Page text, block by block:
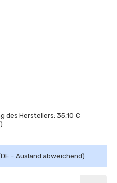
des Herstellers: 35,10 €
)
- Ausland abweichend)